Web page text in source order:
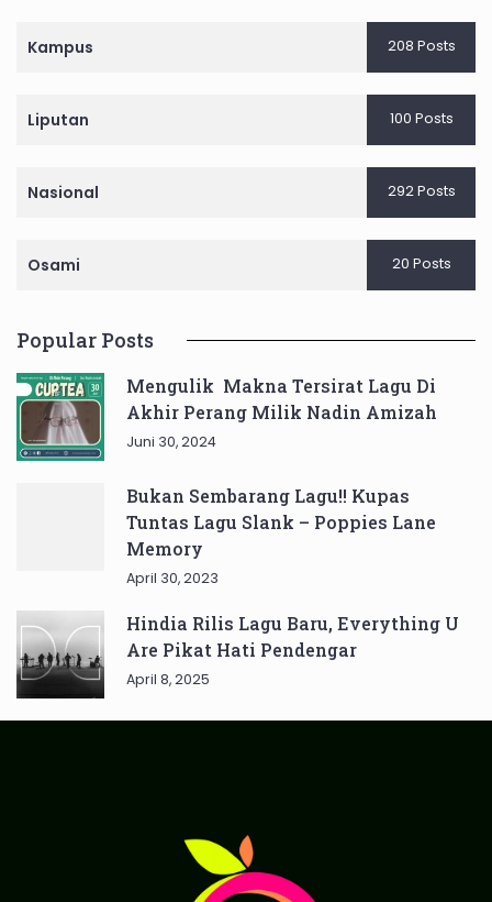
Kampus 208 Posts
Liputan 100 Posts
Nasional 292 Posts
Osami 20 Posts
Popular Posts
Mengulik Makna Tersirat Lagu Di
Akhir Perang Milik Nadin Amizah
Juni 30, 2024
Bukan Sembarang Lagu!! Kupas
Tuntas Lagu Slank – Poppies Lane
Memory
April 30, 2023
Hindia Rilis Lagu Baru, Everything U
Are Pikat Hati Pendengar
April 8, 2025